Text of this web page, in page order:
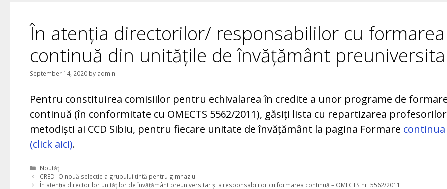
În atenția directorilor/ responsabililor cu formarea
continuă din unitățile de învățământ
September 14, 2020 by admin
Pentru constituirea comisiilor pentru echivalarea în credite a unor programe de
continuă (în conformitate cu OMECTS 5562/2011), găsiți lista cu repartizarea profesorilor
metodiști ai CCD Sibiu, pentru fiecare unitate de învățământ la pagina Formare continua
(click aici).
Categories
Noutăți
CRED- O nouă selecție a grupului țintă pentru gimnaziu
În atenția directorilor unităților de învățământ preuniversitar și a responsabililor cu formarea continuă – OMECTS nr. 5562/2011